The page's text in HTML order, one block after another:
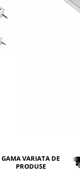
GAMA VARIATA DE
PRODUSE